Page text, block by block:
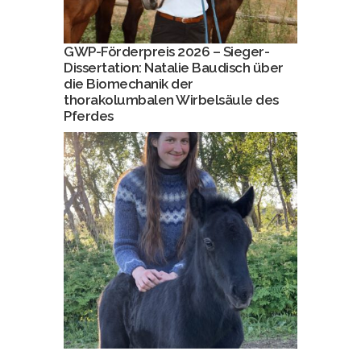
GWP-Förderpreis 2026 – Sieger-
Dissertation: Natalie Baudisch über
die Biomechanik der
thorakolumbalen Wirbelsäule des
Pferdes